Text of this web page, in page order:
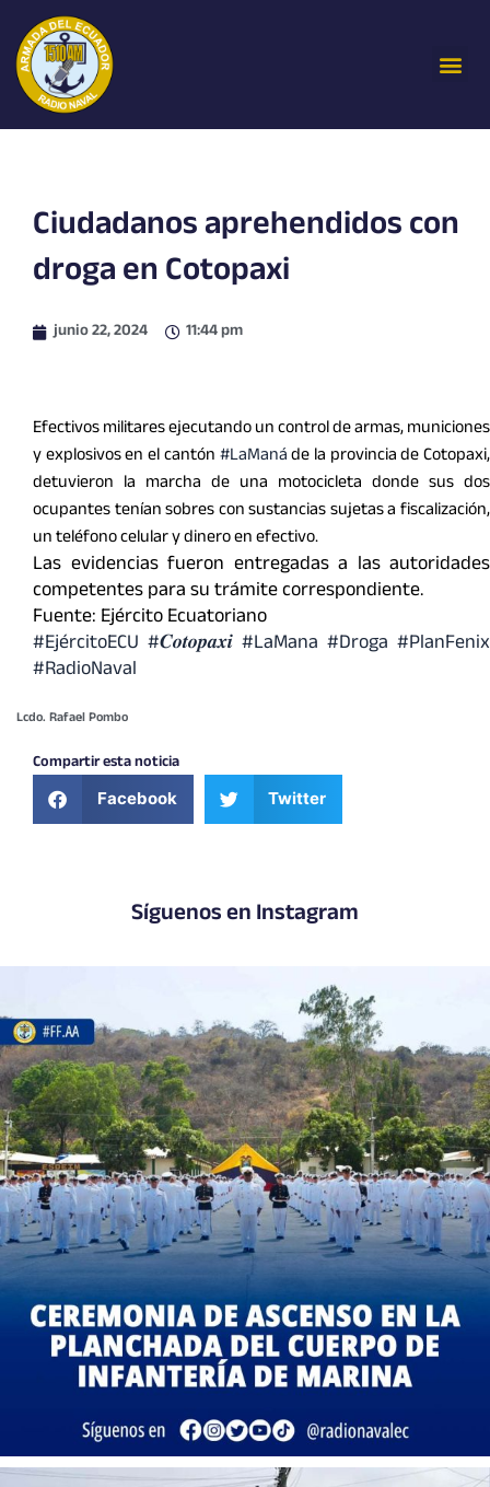
contenido
Ciudadanos aprehendidos con
droga en Cotopaxi
junio 22, 2024 11:44 pm
Efectivos militares ejecutando un control de armas, municiones
y explosivos en el cantón#LaManáde la provincia de Cotopaxi,
detuvieron la marcha de una motocicleta donde sus dos
ocupantes tenían sobres con sustancias sujetas a fiscalización,
un teléfono celular y dinero en efectivo.
Las evidencias fueron entregadas a las autoridades
competentes para su trámite correspondiente.
Fuente: Ejército Ecuatoriano
#EjércitoECU #𝑪𝒐𝒕𝒐𝒑𝒂𝒙𝒊 #LaMana #Droga #PlanFenix
#RadioNaval
Lcdo. Rafael Pombo
Compartir esta noticia
Facebook Twitter
Síguenos en Instagram